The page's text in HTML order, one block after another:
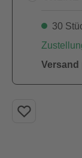
30
Versand